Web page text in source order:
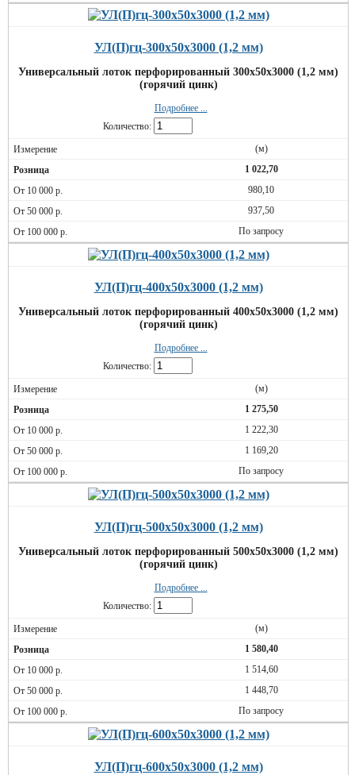
УЛ(П)гц-300х50х3000 (1,2 мм)
Универсальный лоток перфорированный 300х50х3000 (1,2 мм)
(горячий цинк)
Подробнее ...
Количество:
(м)
1 022,70
980,10
937,50
По запросу
УЛ(П)гц-400х50х3000 (1,2 мм)
Универсальный лоток перфорированный 400х50х3000 (1,2 мм)
(горячий цинк)
Подробнее ...
Количество:
(м)
1 275,50
1 222,30
1 169,20
По запросу
УЛ(П)гц-500х50х3000 (1,2 мм)
Универсальный лоток перфорированный 500х50х3000 (1,2 мм)
(горячий цинк)
Подробнее ...
Количество:
(м)
1 580,40
1 514,60
1 448,70
По запросу
УЛ(П)гц-600х50х3000 (1,2 мм)